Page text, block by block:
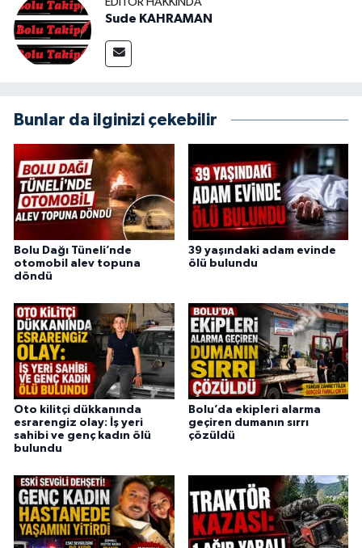
Sude KAHRAMAN
Bunlar da ilginizi çekebilir
Bolu Dağı Tüneli’nde
otomobil alev topuna
döndü
39 yaşındaki adam evinde
ölü bulundu
Oto kilitçi dükkanında
esrarengiz olay: İş yeri
sahibi ve genç kadın ölü
bulundu
Bolu’da ekipleri alarma
geçiren dumanın sırrı
çözüldü